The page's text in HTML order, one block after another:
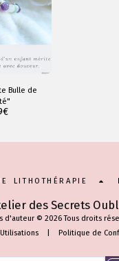
Bulle de
€
des Secrets
d'auteur © 2026 Tous droits
| Politique de
LITHOTHÉRAPIE